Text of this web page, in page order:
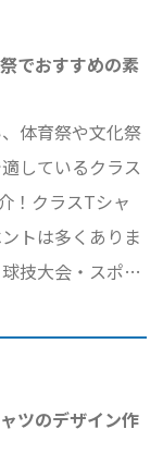
ザインのコツや
らにおすすめの
違いなしのデザ
で、ぜひ参考に
でおすすめの素
体育祭や文化祭
しているクラス
！クラスTシャ
トは多くありま
技大会・スポー
用する学校様も
で今回はそれぞ
しているクラス
ツのデザイン作